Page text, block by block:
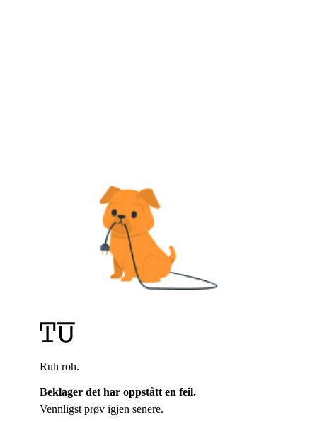
Ruh roh.
Beklager det har oppstått en feil.
Vennligst prøv igjen senere.